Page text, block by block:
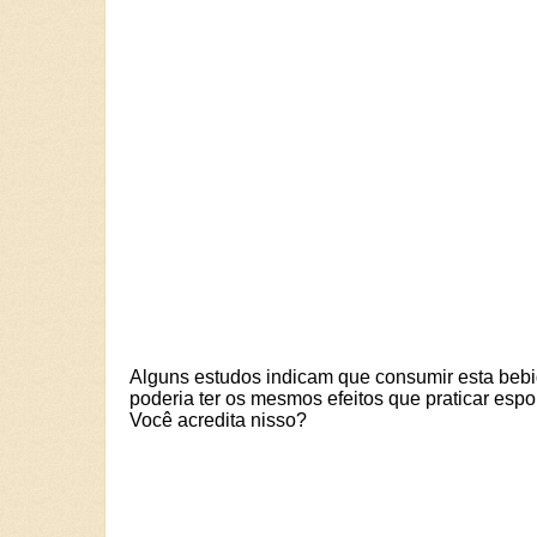
Alguns estudos indicam que consumir esta
poderia ter os mesmos efeitos que praticar
Você acredita nisso?